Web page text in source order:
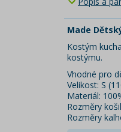
Made
Kostým
kostýmu.
Vhodné pro
Velikost: S
Materiál:
Rozměry
Rozměry